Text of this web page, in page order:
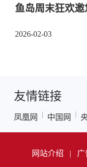
鱼岛周末狂欢
2026-02-03
友情链接
凤凰网 中国网
网站介绍 | 广